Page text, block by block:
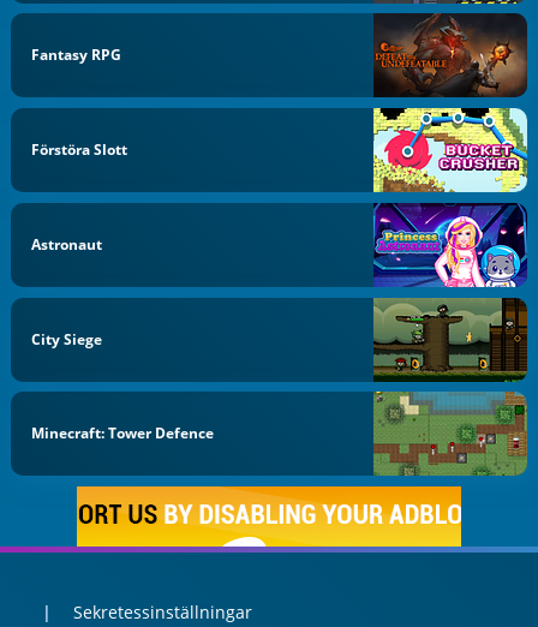
Fantasy RPG
Förstöra Slott
Astronaut
City Siege
Minecraft: Tower Defence
Sekretessinställningar